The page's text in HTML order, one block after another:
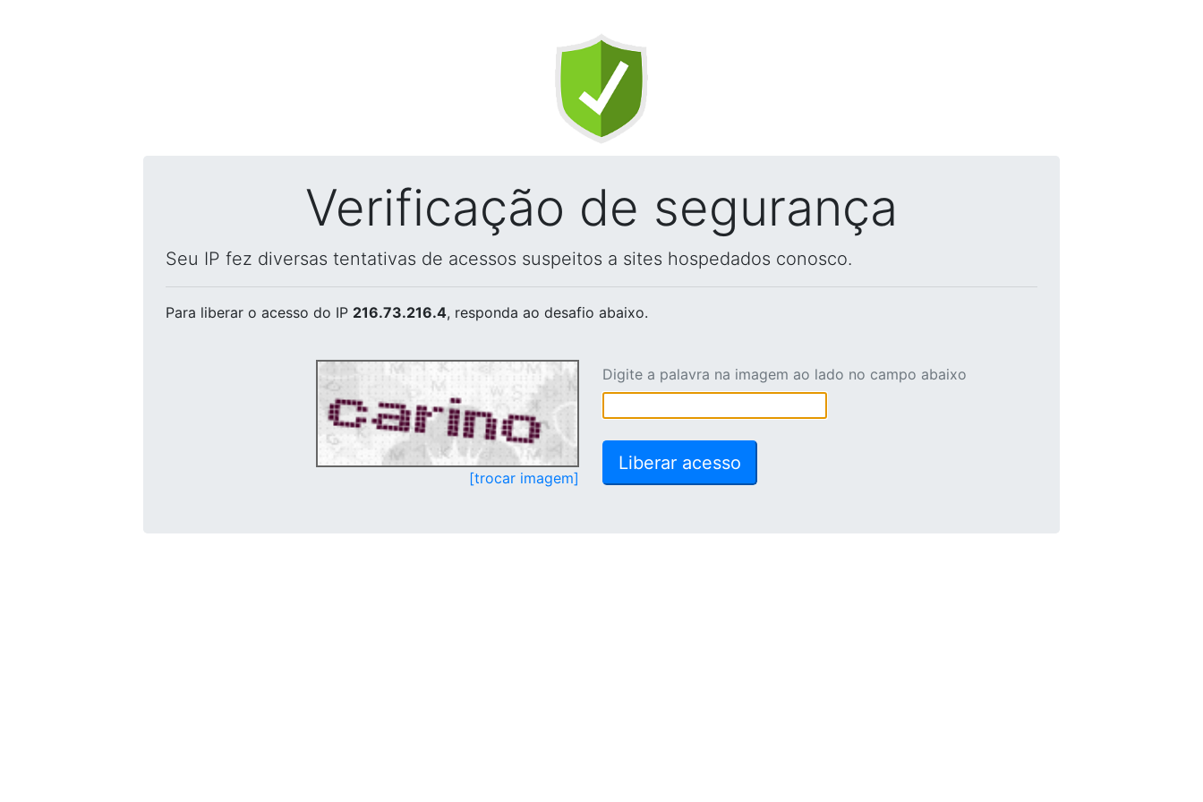
Verificação de segurança
Seu IP fez diversas tentativas de acessos suspeitos a sites hospedados conosco.
Para liberar o acesso do IP 216.73.216.4, responda ao desafio abaixo.
[trocar imagem]
Digite a palavra na imagem ao lado no campo abaixo